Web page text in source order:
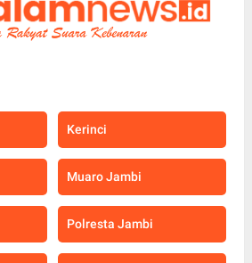
Kerinci
Muaro Jambi
Polresta Jambi